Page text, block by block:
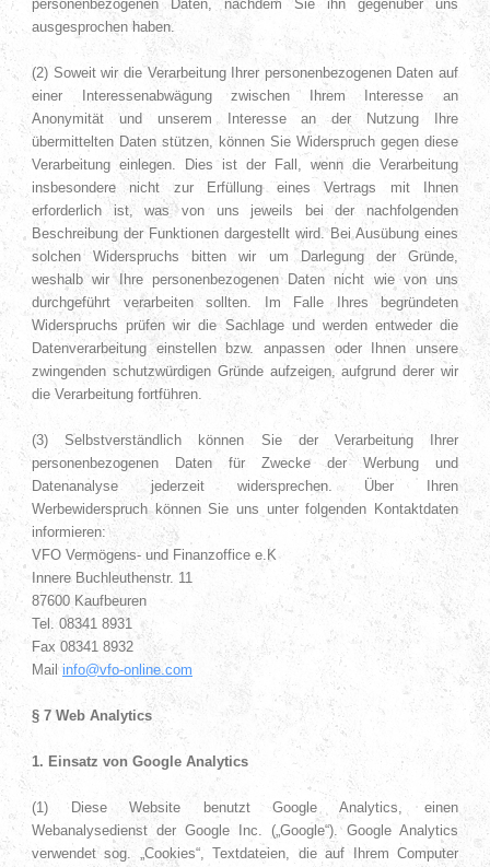
personenbezogenen Daten, nachdem Sie ihn gegenüber uns
ausgesprochen haben.
(2) Soweit wir die Verarbeitung Ihrer personenbezogenen Daten auf
einer Interessenabwägung zwischen Ihrem Interesse an
Anonymität und unserem Interesse an der Nutzung Ihre
übermittelten Daten stützen, können Sie Widerspruch gegen diese
Verarbeitung einlegen. Dies ist der Fall, wenn die Verarbeitung
insbesondere nicht zur Erfüllung eines Vertrags mit Ihnen
erforderlich ist, was von uns jeweils bei der nachfolgenden
Beschreibung der Funktionen dargestellt wird. Bei Ausübung eines
solchen Widerspruchs bitten wir um Darlegung der Gründe,
weshalb wir Ihre personenbezogenen Daten nicht wie von uns
durchgeführt verarbeiten sollten. Im Falle Ihres begründeten
Widerspruchs prüfen wir die Sachlage und werden entweder die
Datenverarbeitung einstellen bzw. anpassen oder Ihnen unsere
zwingenden schutzwürdigen Gründe aufzeigen, aufgrund derer wir
die Verarbeitung fortführen.
(3) Selbstverständlich können Sie der Verarbeitung Ihrer
personenbezogenen Daten für Zwecke der Werbung und
Datenanalyse jederzeit widersprechen. Über Ihren
Werbewiderspruch können Sie uns unter folgenden Kontaktdaten
informieren:
VFO Vermögens- und Finanzoffice e.K
Innere Buchleuthenstr. 11
87600 Kaufbeuren
Tel. 08341 8931
Fax 08341 8932
Mail info@vfo-online.com
§ 7 Web Analytics
1. Einsatz von Google Analytics
(1) Diese Website benutzt Google Analytics, einen
Webanalysedienst der Google Inc. („Google“). Google Analytics
verwendet sog. „Cookies“, Textdateien, die auf Ihrem Computer